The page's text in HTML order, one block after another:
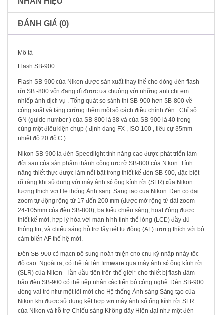
ĐÁNH GIÁ (0)
Mô tả
Flash SB-900
Flash SB-900 của Nikon được sản xuất thay thế cho dòng đèn flash
rời SB -800 vốn đang dĩ được ưa chuộng với những anh chị em
nhiếp ảnh dịch vụ . Tổng quát so sánh thì SB-900 hơn SB-800 về
công suất và tăng cường thêm một số cách điều chỉnh đèn . Chỉ số
GN (guide number ) của SB-800 là 38 và của SB-900 là 40 trong
cùng một điều kiện chụp ( định dang FX , ISO 100 , tiêu cự 35mm
nhiệt độ 20 độ C )
Nikon SB-900 là đèn Speedlight tính năng cao được phát triển làm
đời sau của sản phẩm thành công rực rỡ SB-800 của Nikon. Tính
năng thiết thực được làm nổi bật trong thiết kế đèn SB-900, đặc biệt
rõ ràng khi sử dụng với máy ảnh số ống kính rời (SLR) của Nikon
tương thích với Hệ thống Ánh sáng Sáng tạo của Nikon. Đèn có dải
zoom tự động rộng từ 17 đến 200 mm (được mở rộng từ dải zoom
24-105mm của đèn SB-800), ba kiểu chiếu sáng, hoạt động được
thiết kế mới, hợp lý hóa với màn hình tinh thể lỏng (LCD) đầy đủ
thông tin, và chiếu sáng hỗ trợ lấy nét tự động (AF) tương thích với bộ
cảm biến AF thế hệ mới.
Đèn SB-900 có mạch bổ sung hoàn thiện cho chu kỳ nhấp nháy tốc
độ cao. Ngoài ra, có thể tải lên firmware qua máy ảnh số ống kính rời
(SLR) của Nikon—lần đầu tiên trên thế giới* cho thiết bị flash đảm
bảo đèn SB-900 có thể tiếp nhận các tiến bộ công nghệ. Đèn SB-900
đóng vai trò như một lõi mới cho Hệ thống Ánh sáng Sáng tạo của
Nikon khi được sử dụng kết hợp với máy ảnh số ống kính rời SLR
của Nikon và hỗ trợ Chiếu sáng Không dây Hiện đại như một đèn